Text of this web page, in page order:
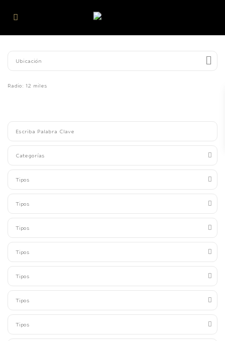
Radio: 12 miles
Categorías
Tipos
Tipos
Tipos
Tipos
Tipos
Tipos
Tipos